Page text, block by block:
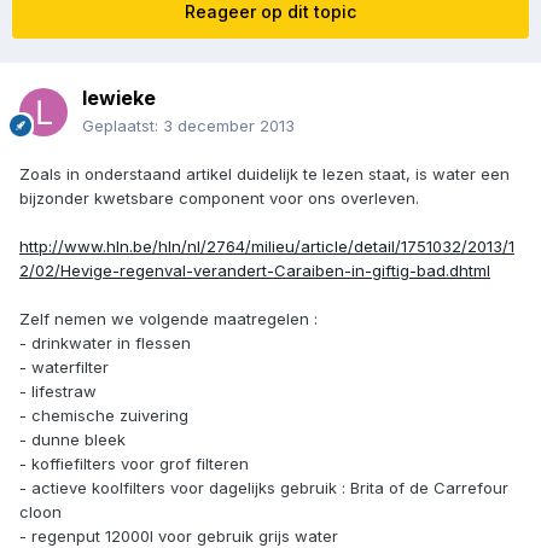
Reageer op dit topic
lewieke
Geplaatst: 3 december 2013
Zoals in onderstaand artikel duidelijk te lezen staat, is water een
bijzonder kwetsbare component voor ons overleven.
http://www.hln.be/hln/nl/2764/milieu/article/detail/1751032/2013/1
2/02/Hevige-regenval-verandert-Caraiben-in-giftig-bad.dhtml
Zelf nemen we volgende maatregelen :
- drinkwater in flessen
- waterfilter
- lifestraw
- chemische zuivering
- dunne bleek
- koffiefilters voor grof filteren
- actieve koolfilters voor dagelijks gebruik : Brita of de Carrefour
cloon
- regenput 12000l voor gebruik grijs water